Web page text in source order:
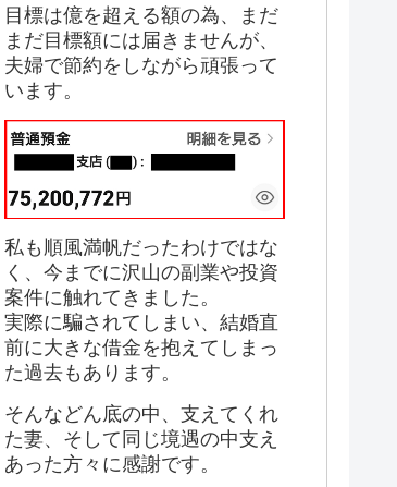
目標は億を超える額の為、まだ
まだ目標額には届きませんが、
夫婦で節約をしながら頑張って
います。
私も順風満帆だったわけではな
く、今までに沢山の副業や投資
案件に触れてきました。
実際に騙されてしまい、結婚直
前に大きな借金を抱えてしまっ
た過去もあります。
そんなどん底の中、支えてくれ
た妻、そして同じ境遇の中支え
あった方々に感謝です。